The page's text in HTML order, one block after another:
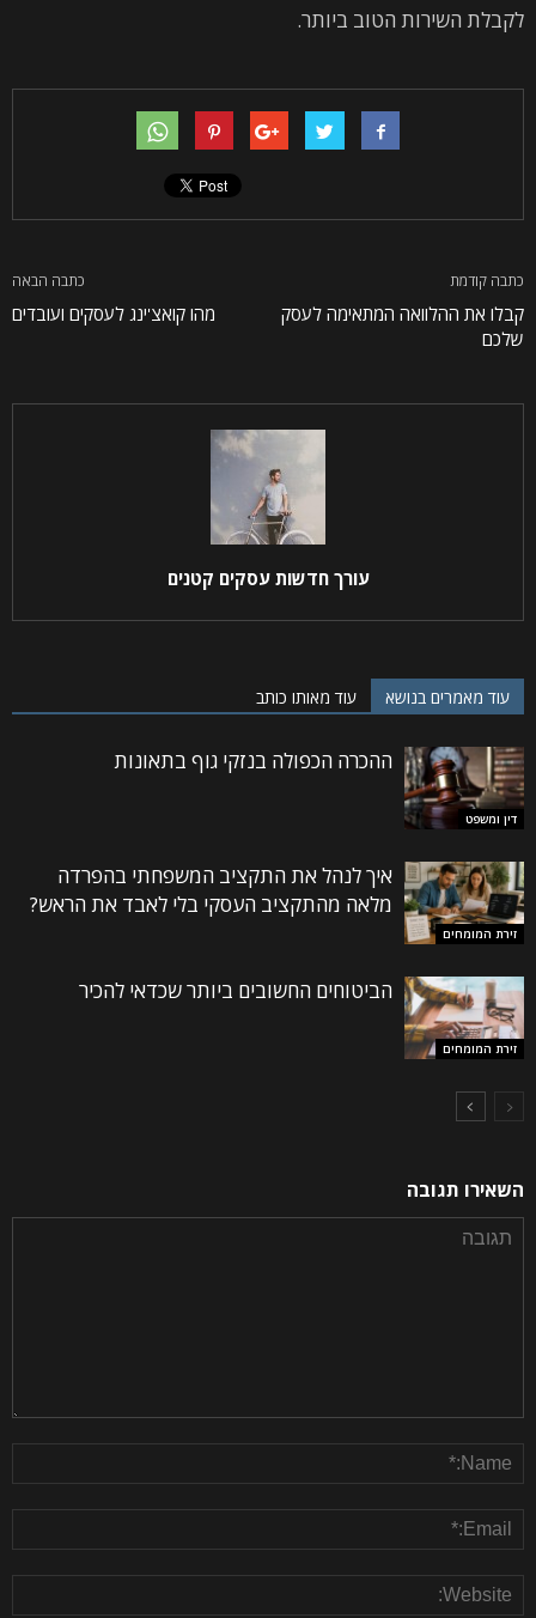
לקבלת השירות הטוב ביותר.
כתבה קודמת
קבלו את ההלוואה המתאימה לעסק
שלכם
כתבה הבאה
מהו קואצ'ינג לעסקים ועובדים
עורך חדשות עסקים קטנים
עוד מאמרים בנושא עוד מאותו כותב
דין ומשפט
ההכרה הכפולה בנזקי גוף בתאונות
זירת המומחים
איך לנהל את התקציב המשפחתי בהפרדה
מלאה מהתקציב העסקי בלי לאבד את הראש?
זירת המומחים
הביטוחים החשובים ביותר שכדאי להכיר
השאירו תגובה